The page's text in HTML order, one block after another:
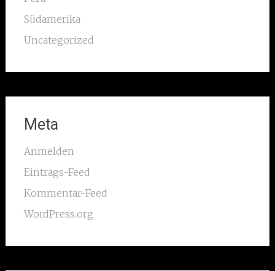
Südamerika
Uncategorized
Meta
Anmelden
Eintrags-Feed
Kommentar-Feed
WordPress.org